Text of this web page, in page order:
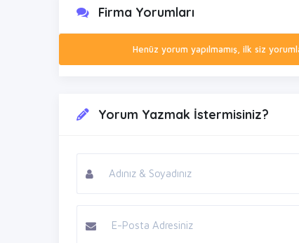
Firma Yorumları
Henüz yorum yapılmamış, ilk siz
Yorum Yazmak İstermisiniz?